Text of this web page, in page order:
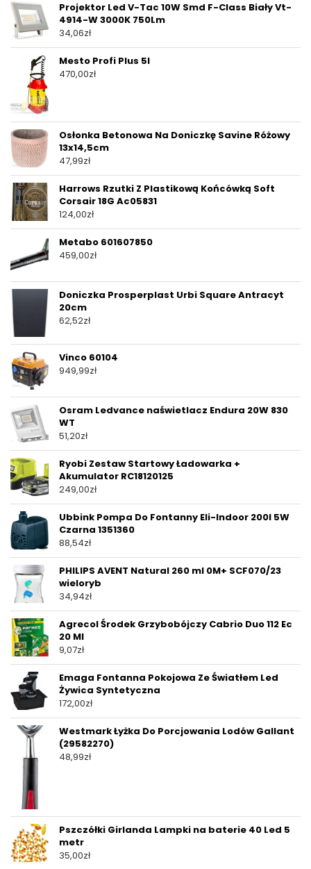
Projektor Led V-Tac 10W Smd F-Class Biały Vt-
4914-W 3000K 750Lm
34,06zł
Mesto Profi Plus 5l
470,00zł
Osłonka Betonowa Na Doniczkę Savine Różowy
13x14,5cm
47,99zł
Harrows Rzutki Z Plastikową Końcówką Soft
Corsair 18G Ac05831
124,00zł
Metabo 601607850
459,00zł
Doniczka Prosperplast Urbi Square Antracyt
20cm
62,52zł
Vinco 60104
949,99zł
Osram Ledvance naświetlacz Endura 20W 830
WT
51,20zł
Ryobi Zestaw Startowy Ładowarka +
Akumulator RC18120125
249,00zł
Ubbink Pompa Do Fontanny Eli-Indoor 200I 5W
Czarna 1351360
88,54zł
PHILIPS AVENT Natural 260 ml 0M+ SCF070/23
wieloryb
34,94zł
Agrecol Środek Grzybobójczy Cabrio Duo 112 Ec
20 Ml
9,07zł
Emaga Fontanna Pokojowa Ze Światłem Led
Żywica Syntetyczna
172,00zł
Westmark Łyżka Do Porcjowania Lodów Gallant
(29582270)
48,99zł
Pszczółki Girlanda Lampki na baterie 40 Led 5
metr
35,00zł